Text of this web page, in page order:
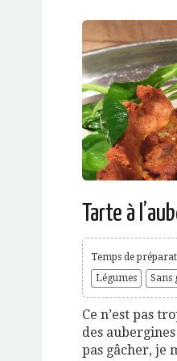
Tarte à
Temps de
Légumes
Sans
Ce n’est pas
des
pas gâcher, je